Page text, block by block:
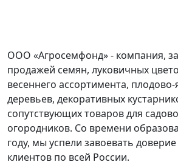
ООО «Агросемфонд» - компания,
продажей семян, луковичных
весеннего ассортимента,
деревьев, декоративных
сопутствующих товаров для
огородников. Со времени
году, мы успели завоевать
клиентов по всей России.